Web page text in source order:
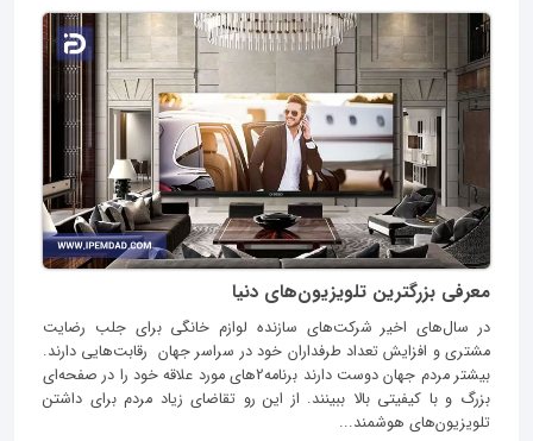
معرفی بزرگترین تلویزیون‌های دنیا
در سال‌های اخیر شرکت‌های سازنده لوازم خانگی برای جلب رضایت
مشتری و افزایش تعداد طرفداران خود در سراسر جهان رقابت‌هایی دارند.
بیشتر مردم جهان دوست دارند برنامه2های مورد علاقه خود را در صفحه‌ای
بزرگ و با کیفیتی بالا ببینند. از این رو تقاضای زیاد مردم برای داشتن
تلویزیون‌های هوشمند...